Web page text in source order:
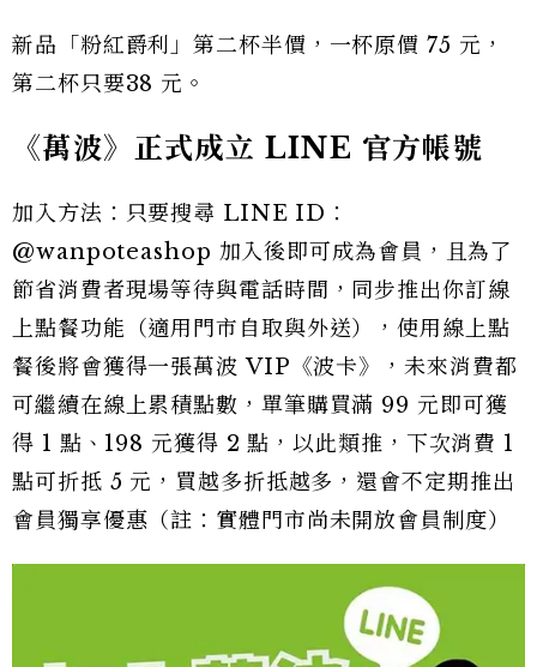
新品「粉紅爵利」第二杯半價，一杯原價 75 元，
第二杯只要38 元。
《萬波》正式成立 LINE 官方帳號
加入方法：只要搜尋 LINE ID：
@wanpoteashop 加入後即可成為會員，且為了
節省消費者現場等待與電話時間，同步推出你訂線
上點餐功能（適用門市自取與外送），使用線上點
餐後將會獲得一張萬波 VIP《波卡》，未來消費都
可繼續在線上累積點數，單筆購買滿 99 元即可獲
得 1 點、198 元獲得 2 點，以此類推，下次消費 1
點可折抵 5 元，買越多折抵越多，還會不定期推出
會員獨享優惠（註：實體門市尚未開放會員制度）